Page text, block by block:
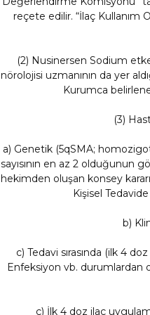
reçete edilir. “İlaç Kullanım
(2) Nusinersen Sodium
nörolojisi uzmanının da yer
Kurumca
(3)
a) Genetik (5qSMA;
sayısının en az 2 olduğunun
hekimden oluşan konsey
Kişisel
b)
c) Tedavi sırasında (ilk 4
Enfeksiyon vb. durumlardan
ç) İlk 4 doz ilaç